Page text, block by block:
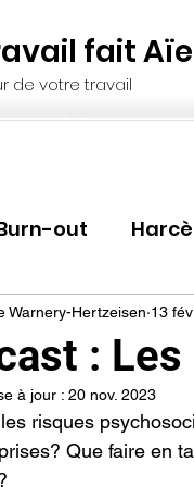
fait
de votre travail
out
RH
:
Warnery-Hertzeisen 13
à jour : 20 nov. 2023
risques
Que faire en